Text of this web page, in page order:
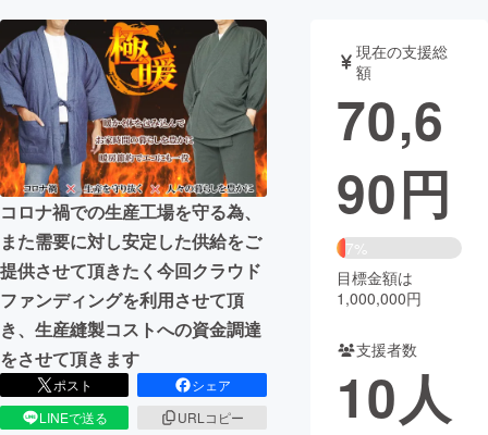
テクノロジー・ガジェット
映像・映画 書籍・雑誌
ビジネス・起業 チャレンジ
まちづくり・地域活性化
CAMPFIRE for Social Good
CAMPFIRE Creation
CAMPFIREふるさと納税
コミュニティ
コロナ禍での生産工場を守る為、
また需要に対し安定した供給をご
提供させて頂きたく今回クラウド
ファンディングを利用させて頂
き、生産縫製コストへの資金調達
をさせて頂きます
ポスト
シェア
LINEで送る
URLコピー
現在の支援総
額
70,6
90円
7%
目標金額は
1,000,000円
支援者数
10人